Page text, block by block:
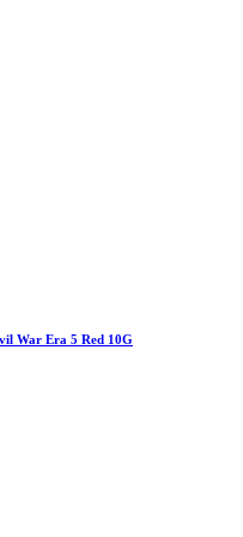
War Era 5 Red 10G